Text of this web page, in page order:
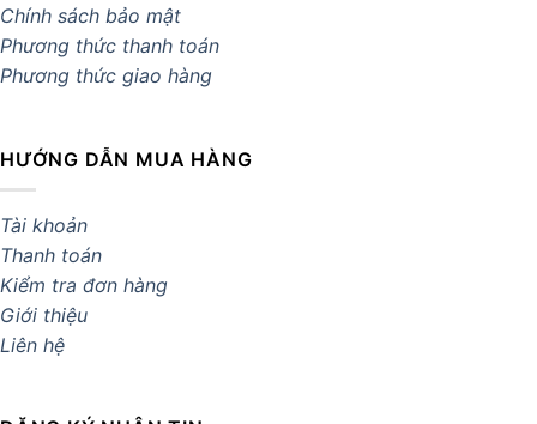
Chính sách bảo mật
Phương thức thanh toán
Phương thức giao hàng
HƯỚNG DẪN MUA HÀNG
Tài khoản
Thanh toán
Kiểm tra đơn hàng
Giới thiệu
Liên hệ